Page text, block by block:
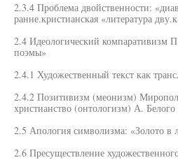
2.3.4 Проблема двойственности:
ранне.кристианская «литература
2.4 Идеологический компаративизм
поэмы»
2.4.1 Художественный текст как
2.4.2 Позитивизм (меонизм)
христианство (онтологизм) А. Белого
2.5 Апология символизма: «Золото в
2.6 Пресуществление